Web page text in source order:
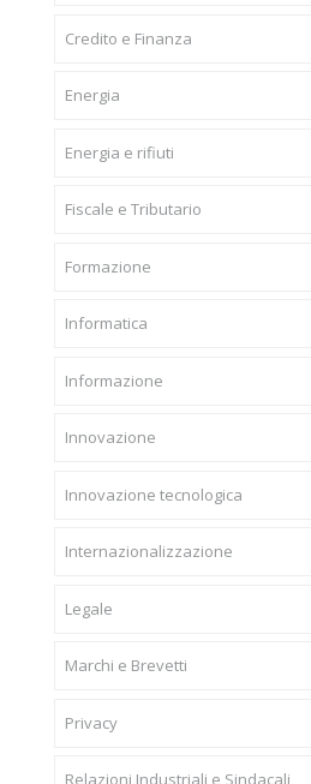
Credito e Finanza
Energia
Energia e rifiuti
Fiscale e Tributario
Formazione
Informatica
Informazione
Innovazione
Innovazione tecnologica
Internazionalizzazione
Legale
Marchi e Brevetti
Privacy